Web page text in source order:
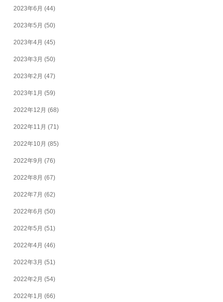
2023年6月 (44)
2023年5月 (50)
2023年4月 (45)
2023年3月 (50)
2023年2月 (47)
2023年1月 (59)
2022年12月 (68)
2022年11月 (71)
2022年10月 (85)
2022年9月 (76)
2022年8月 (67)
2022年7月 (62)
2022年6月 (50)
2022年5月 (51)
2022年4月 (46)
2022年3月 (51)
2022年2月 (54)
2022年1月 (66)